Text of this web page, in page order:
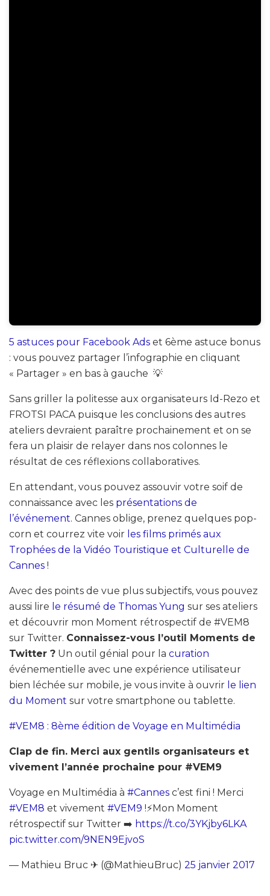
5 astuces pour Facebook Ads et 6ème astuce bonus
: vous pouvez partager l’infographie en cliquant
« Partager » en bas à gauche 💡
Sans griller la politesse aux organisateurs Id-Rezo et
FROTSI PACA puisque les conclusions des autres
ateliers devraient paraître prochainement et on se
fera un plaisir de relayer dans nos colonnes le
résultat de ces réflexions collaboratives.
En attendant, vous pouvez assouvir votre soif de
connaissance avec les présentations de
l’événement. Cannes oblige, prenez quelques pop-
corn et courrez vite voir les films primés aux
Trophées de la Vidéo Touristique et Culturelle de
Cannes !
Avec des points de vue plus subjectifs, vous pouvez
aussi lire le résumé de Thomas Yung sur ses ateliers
et découvrir mon Moment rétrospectif de #VEM8
sur Twitter. Connaissez-vous l’outil Moments de
Twitter ? Un outil génial pour la curation
événementielle avec une expérience utilisateur
bien léchée sur mobile, je vous invite à ouvrir le lien
du Moment sur votre smartphone ou tablette.
#VEM8 : 8ème édition de Voyage en Multimédia
Clap de fin. Merci aux gentils organisateurs et
vivement l’année prochaine pour #VEM9
Voyage en Multimédia à #Cannes c’est fini ! Merci
#VEM8 et vivement #VEM9 !⚡️Mon Moment
rétrospectif sur Twitter ➡️️ https://t.co/3YKjby6LKA
pic.twitter.com/9NEN9EjvoS
— Mathieu Bruc ✈ (@MathieuBruc) 25 janvier 2017